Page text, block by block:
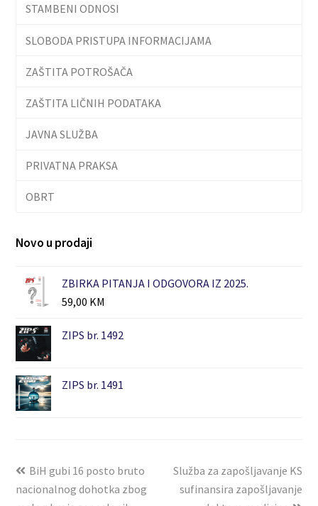
STAMBENI ODNOSI
SLOBODA PRISTUPA INFORMACIJAMA
ZAŠTITA POTROŠAČA
ZAŠTITA LIČNIH PODATAKA
JAVNA SLUŽBA
PRIVATNA PRAKSA
OBRT
Novo u prodaji
ZBIRKA PITANJA I ODGOVORA IZ 2025.
59,00 KM
ZIPS br. 1492
ZIPS br. 1491
BiH gubi 16 posto bruto
nacionalnog dohotka zbog
Služba za zapošljavanje KS
sufinansira zapošljavanje